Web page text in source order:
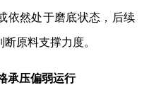
依然处于磨底状态，后续
原料支撑力度。
承压偏弱运行